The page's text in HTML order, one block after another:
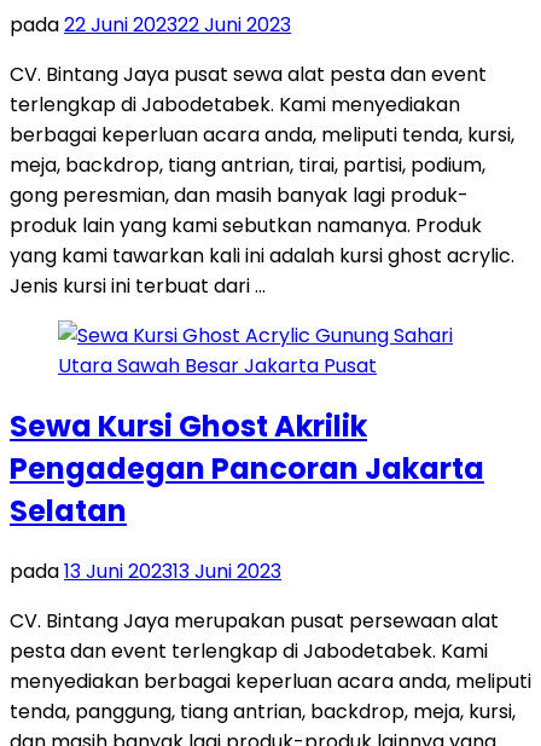
pada22 Juni 202322 Juni 2023
CV. Bintang Jaya pusat sewa alat pesta dan event
terlengkap di Jabodetabek. Kami menyediakan
berbagai keperluan acara anda, meliputi tenda, kursi,
meja, backdrop, tiang antrian, tirai, partisi, podium,
gong peresmian, dan masih banyak lagi produk-
produk lain yang kami sebutkan namanya. Produk
yang kami tawarkan kali ini adalah kursi ghost acrylic.
Jenis kursi ini terbuat dari …
Sewa Kursi Ghost Akrilik
Pengadegan Pancoran Jakarta
Selatan
pada13 Juni 202313 Juni 2023
CV. Bintang Jaya merupakan pusat persewaan alat
pesta dan event terlengkap di Jabodetabek. Kami
menyediakan berbagai keperluan acara anda, meliputi
tenda, panggung, tiang antrian, backdrop, meja, kursi,